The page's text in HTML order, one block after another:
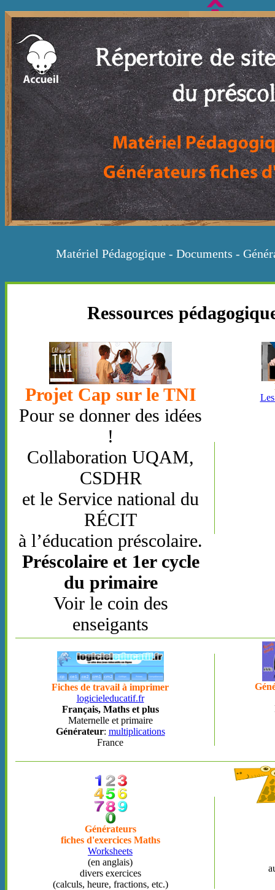
Matériel Pédagogique - Documents -
Ressources
Projet Cap sur le TNI
Pour se donner des idées
!
Collaboration UQAM,
CSDHR
et le Service national du
RÉCIT
à l’éducation préscolaire.
Préscolaire et 1er cycle
du primaire
Voir le coin des
enseigants
Fiches de travail à imprimer
logicieleducatif.fr
Français, Maths et plus
Maternelle et primaire
Générateur: multiplications
France
Générateurs
fiches d'exercices Maths
Worksheets
(en anglais)
divers exercices
(calculs, heure, fractions, etc.)